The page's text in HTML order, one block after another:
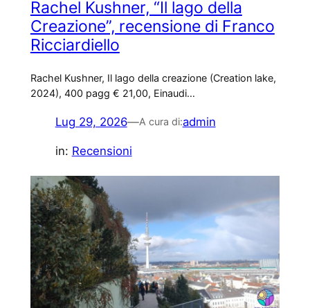
Rachel Kushner, “Il lago della
Creazione”, recensione di Franco
Ricciardiello
Rachel Kushner, Il lago della creazione (Creation lake,
2024), 400 pagg € 21,00, Einaudi…
Lug 29, 2026—A cura di:admin
in: Recensioni